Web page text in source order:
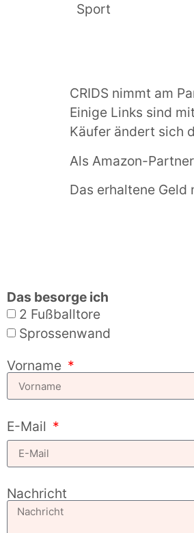
Sport
CRIDS nimmt am
Einige Links sind
Käufer ändert sich
Als Amazon-
Das erhaltene
Das besorge ich
2 Fußballtore
Sprossenwand
Vorname
E-Mail
Nachricht